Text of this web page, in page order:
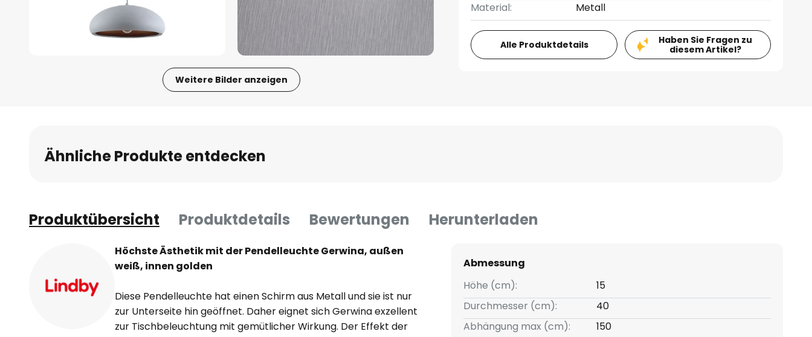
Weitere Bilder anzeigen
Bildgalerie
springen
Material:
Metall
Alle Produktdetails
Haben Sie Fragen zu
diesem Artikel?
Ähnliche Produkte entdecken
Produktübersicht Produktdetails Bewertungen Herunterladen
Höchste Ästhetik mit der Pendelleuchte Gerwina, außen
weiß, innen golden
Diese Pendelleuchte hat einen Schirm aus Metall und sie ist nur
zur Unterseite hin geöffnet. Daher eignet sich Gerwina exzellent
zur Tischbeleuchtung mit gemütlicher Wirkung. Der Effekt der
Abmessung
Höhe (cm):
15
Durchmesser (cm):
40
Abhängung max (cm):
150